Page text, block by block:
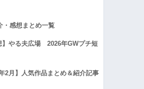
・感想まとめ一覧
】やる夫広場 2026年GWプチ短
2月】人気作品まとめ＆紹介記事